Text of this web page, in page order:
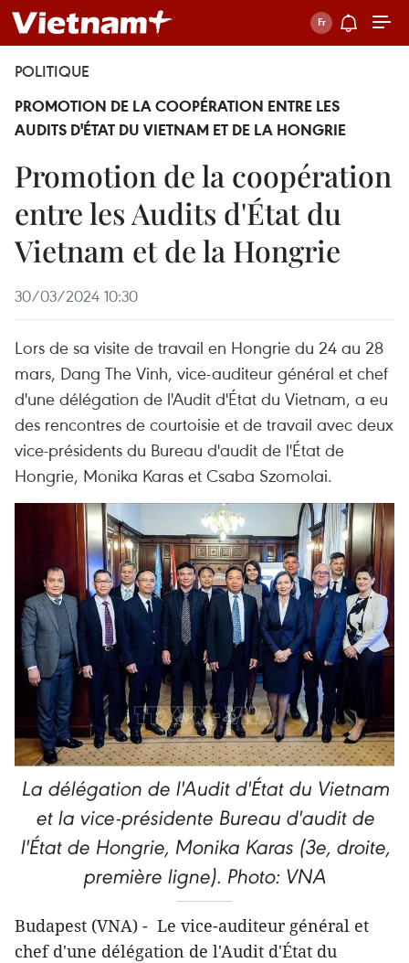
POLITIQUE
PROMOTION DE LA COOPÉRATION ENTRE LES
AUDITS D'ÉTAT DU VIETNAM ET DE LA HONGRIE
Promotion de la coopération
entre les Audits d'État du
Vietnam et de la Hongrie
30/03/2024 10:30
Lors de sa visite de travail en Hongrie du 24 au 28
mars, Dang The Vinh, vice-auditeur général et chef
d'une délégation de l'Audit d'État du Vietnam, a eu
des rencontres de courtoisie et de travail avec deux
vice-présidents du Bureau d'audit de l'État de
Hongrie, Monika Karas et Csaba Szomolai.
La délégation de l'Audit d'État du Vietnam
et la vice-présidente Bureau d'audit de
l'État de Hongrie, Monika Karas (3e, droite,
première ligne). Photo: VNA
Budapest (VNA) - Le vice-auditeur général et
chef d'une délégation de l'Audit d'État du